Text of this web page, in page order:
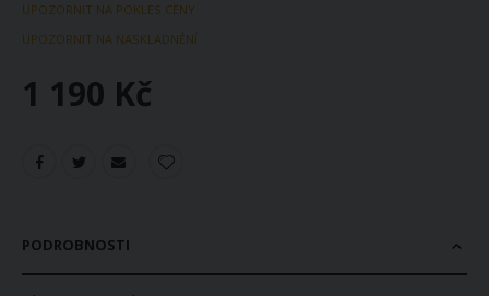
UPOZORNIT NA POKLES CENY
UPOZORNIT NA NASKLADNĚNÍ
1 190 Kč
PODROBNOSTI